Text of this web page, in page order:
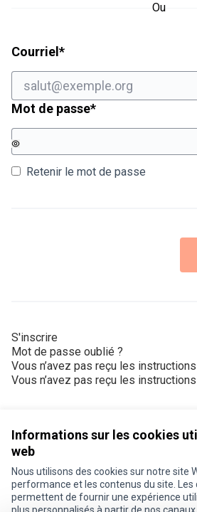
Informations sur les cookies
web
Nous utilisons des cookies sur notre site
performance et les contenus du site. Les
permettent de fournir une expérience
Ou
Courriel *Champ obligatoire
Mot de passe*Champ obligatoire
Retenir le mot de passe
S'inscrire
Mot de passe oublié ?
Vous n’avez pas reçu les
Vous n’avez pas reçu les
Conditions d'utilisation
Paramètres des cookies
Je participe ! sur X
Je participe ! sur Facebook
Je participe ! sur Instagram